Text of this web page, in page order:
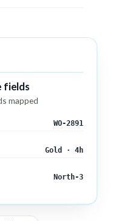
fields
mapped
WO-2891
Gold · 4h
North-3